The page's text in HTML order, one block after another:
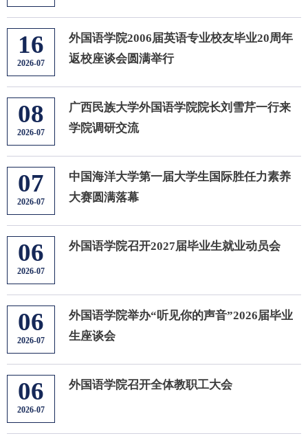
16
2026-07
外国语学院2006届英语专业校友毕业20周年
返校座谈会圆满举行
08
2026-07
广西民族大学外国语学院院长刘雪芹一行来
学院调研交流
07
2026-07
中国海洋大学第一届大学生国际胜任力素养
大赛圆满落幕
06
2026-07
外国语学院召开2027届毕业生就业动员会
06
2026-07
外国语学院举办“听见你的声音”2026届毕业
生座谈会
06
2026-07
外国语学院召开全体教职工大会